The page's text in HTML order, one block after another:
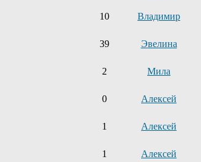
10 Владимир
39 Эвелина
2 Мила
0 Алексей
1 Алексей
1 Алексей